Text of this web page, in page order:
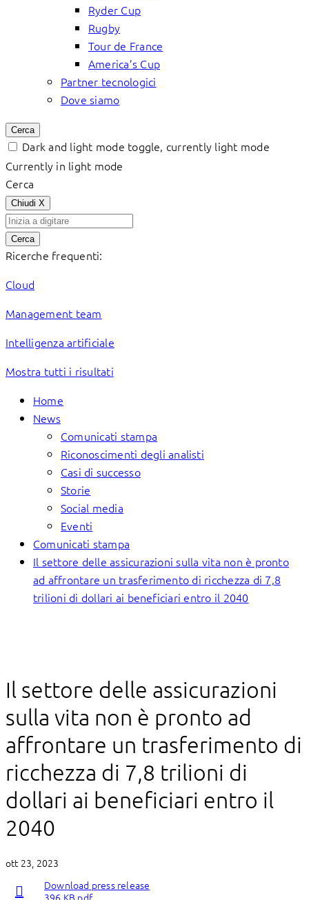
Ryder Cup
Rugby
Tour de France
America’s Cup
Partner tecnologici
Dove siamo
Cerca
Dark and light mode toggle, currently light mode
Currently in light mode
Cerca
Chiudi X
Cerca
Ricerche frequenti:
Cloud
Management team
Intelligenza artificiale
Mostra tutti i risultati
Home
News
Comunicati stampa
Riconoscimenti degli analisti
Casi di successo
Storie
Social media
Eventi
Comunicati stampa
Il settore delle assicurazioni sulla vita non è pronto
ad affrontare un trasferimento di ricchezza di 7,8
trilioni di dollari ai beneficiari entro il 2040
Il settore delle assicurazioni
sulla vita non è pronto ad
affrontare un trasferimento di
ricchezza di 7,8 trilioni di
dollari ai beneficiari entro il
2040
ott 23, 2023
Download press release
396 KB pdf